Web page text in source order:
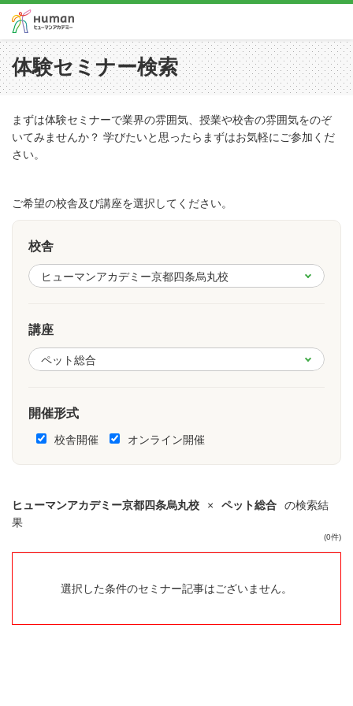
体験セミナー検索
まずは体験セミナーで業界の雰囲気、授業や校舎の雰囲気をのぞ
いてみませんか？ 学びたいと思ったらまずはお気軽にご参加くだ
さい。
ご希望の校舎及び講座を選択してください。
校舎
講座
開催形式
校舎開催 オンライン開催
ヒューマンアカデミー京都四条烏丸校 × ペット総合
の検索結
果
(0件)
選択した条件のセミナー記事はございません。